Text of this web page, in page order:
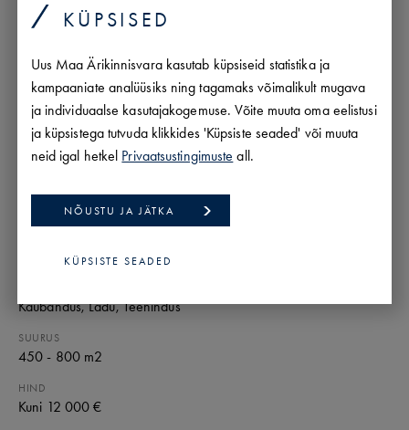
KÜPSISED
Uus Maa Ärikinnisvara kasutab küpsiseid statistika ja
kampaaniate analüüsiks ning tagamaks võimalikult mugava
ja individuaalse kasutajakogemuse. Võite muuta oma eelistusi
ja küpsistega tutvuda klikkides 'Küpsiste seaded' või muuta
neid igal hetkel Privaatsustingimuste all.
NÕUSTU JA JÄTKA
KÜPSISTE SEADED
Otsime kliendile esimese korruse kaubanduspinda,
eelistatult Paldiski maanteel. Oluline on lihtne ja mugav
ligipääs autoga ning vähemalt 10 parkimiskohta. Pind
peaks sobima kaubandustegevuseks ning olema
Harju maakond/Tallinn/Haabersti linnaosa
Kaubandus, Ladu, Teenindus
SUURUS
450 - 800 m2
HIND
Kuni 12 000 €